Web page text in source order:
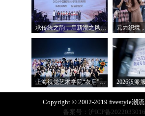
承传统之韵，启新潮之风：闽江大学以“
上海视觉艺术学院“衣启”主题发布，亮
Copyright © 2002-2019 freestyle潮
备案号：沪ICP备